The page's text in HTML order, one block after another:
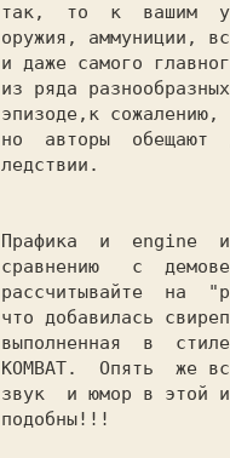
так,
то к  вашим
оружия, аммуниции,
и даже самого
из ряда
эпизоде,к сожалению,
но
авторы обещают
ледствии.
Прафика  и engine
сравнению
с
рассчитывайте
на
что добавилась
выполненная  в
стиле
KOMBAT.
Опять
же
звук
и юмор в этой
подобны!!!